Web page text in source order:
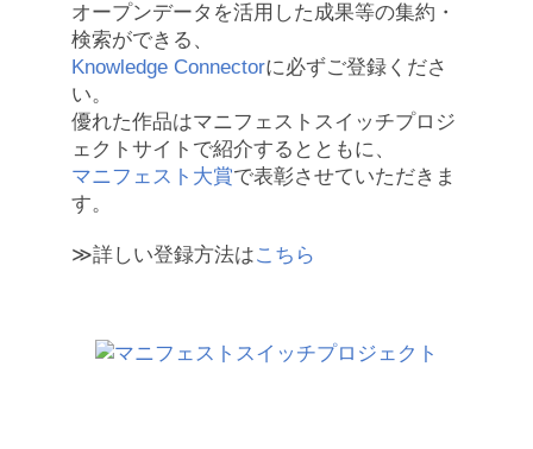
オープンデータを活用した成果等の集約・
検索ができる、
Knowledge Connectorに必ずご登録くださ
い。
優れた作品はマニフェストスイッチプロジ
ェクトサイトで紹介するとともに、
マニフェスト大賞で表彰させていただきま
す。
≫詳しい登録方法はこちら